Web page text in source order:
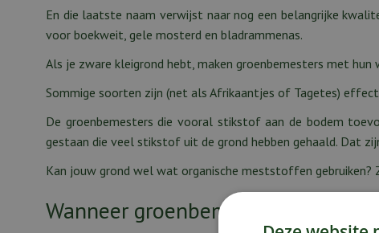
En die laatste naam verwijst naar nog een belangrijke
voor boekweit, gele mosterd en bladrammenas.
Als je zware kleigrond hebt, maken groenbemesters met
Sommige soorten zijn (net als Afrikaantjes of Tagetes)
De groenbemesters die vooral stikstof aan de bodem
gestaan die veel stikstof uit de grond hebben gehaald. Dat
Kan jouw grond wel wat organische meststoffen gebruiken?
Wanneer groenbemesters zaaien?